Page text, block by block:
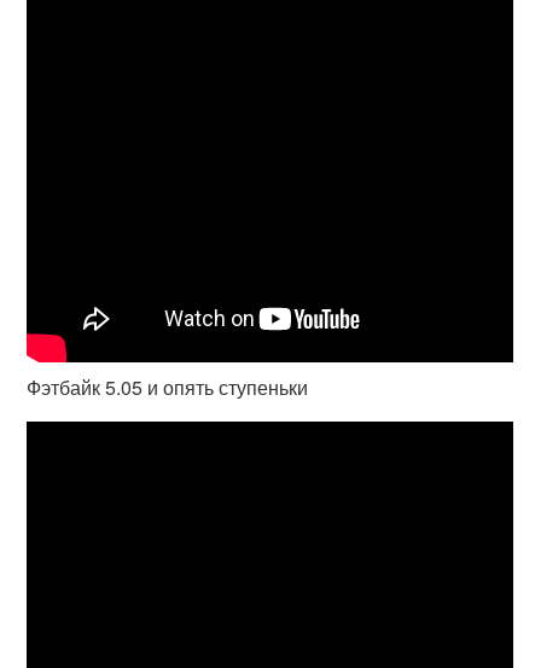
Фэтбайк 5.05 и опять ступеньки